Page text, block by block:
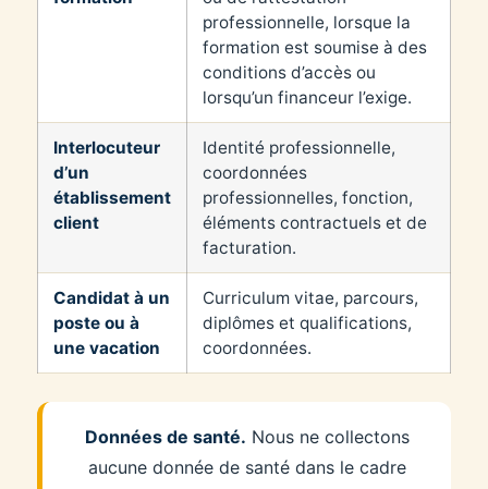
professionnelle, lorsque la
formation est soumise à des
conditions d’accès ou
lorsqu’un financeur l’exige.
Interlocuteur
d’un
établissement
client
Identité professionnelle,
coordonnées
professionnelles, fonction,
éléments contractuels et de
facturation.
Candidat à un
poste ou à
une vacation
Curriculum vitae, parcours,
diplômes et qualifications,
coordonnées.
Données de santé. Nous ne collectons
aucune donnée de santé dans le cadre